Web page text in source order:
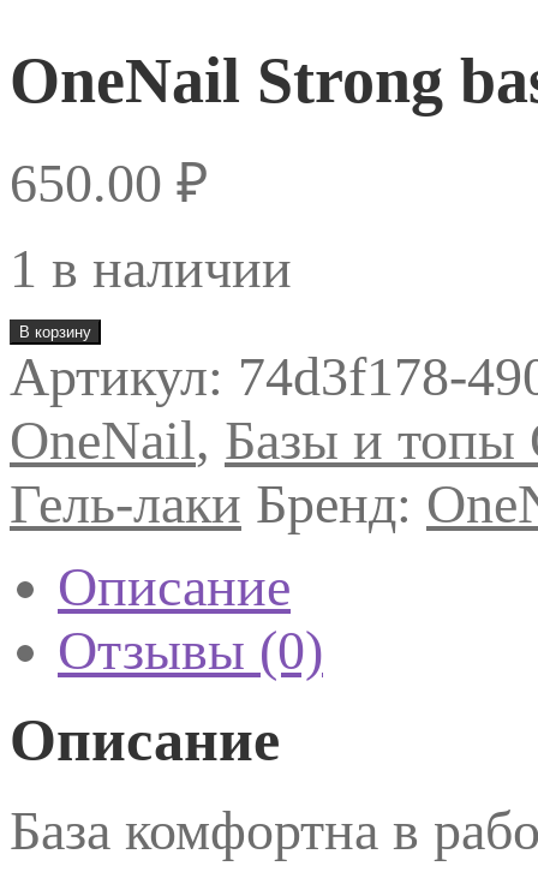
OneNail Strong
650.00 ₽
1 в наличии
Количество
товара
OneNail
Strong
02
15мл
В корзину
Артикул: 74d3f178-
OneNail, Базы и топы
Гель-лаки Бренд:
Описание
Отзывы (0)
Описание
База комфортна в